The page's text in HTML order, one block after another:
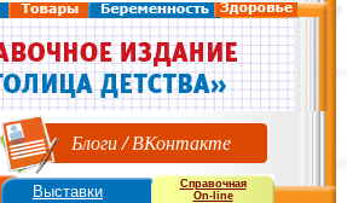
Блоги/ВКонтакте
Справочная
On-line
Выставки